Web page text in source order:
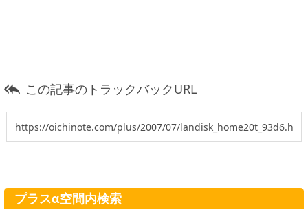
 この記事のトラックバックURL
プラスα空間内検索